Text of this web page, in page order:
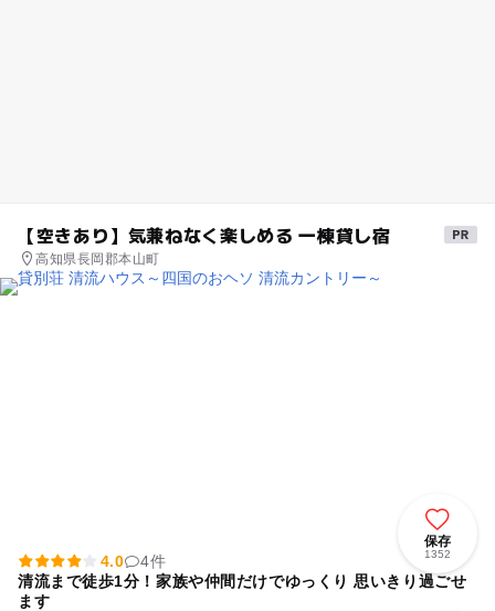
【空きあり】気兼ねなく楽しめる 一棟貸し宿
高知県長岡郡本山町
保存
1352
4.0
4件
清流まで徒歩1分！家族や仲間だけでゆっくり 思いきり過ごせ
ます